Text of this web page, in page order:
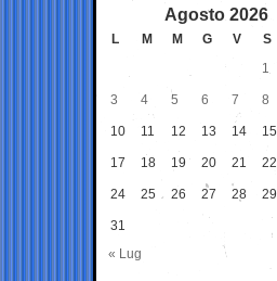
Agosto 2026
L M M G V S
1
3 4 5 6 7 8
10 11 12 13 14 15
17 18 19 20 21 22
24 25 26 27 28 29
31
« Lug